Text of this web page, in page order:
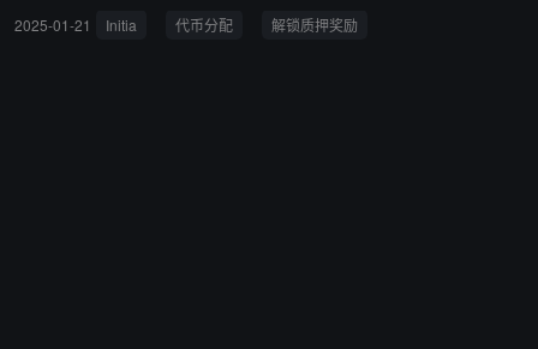
2025-01-21 Initia 代币分配 解锁质押奖励